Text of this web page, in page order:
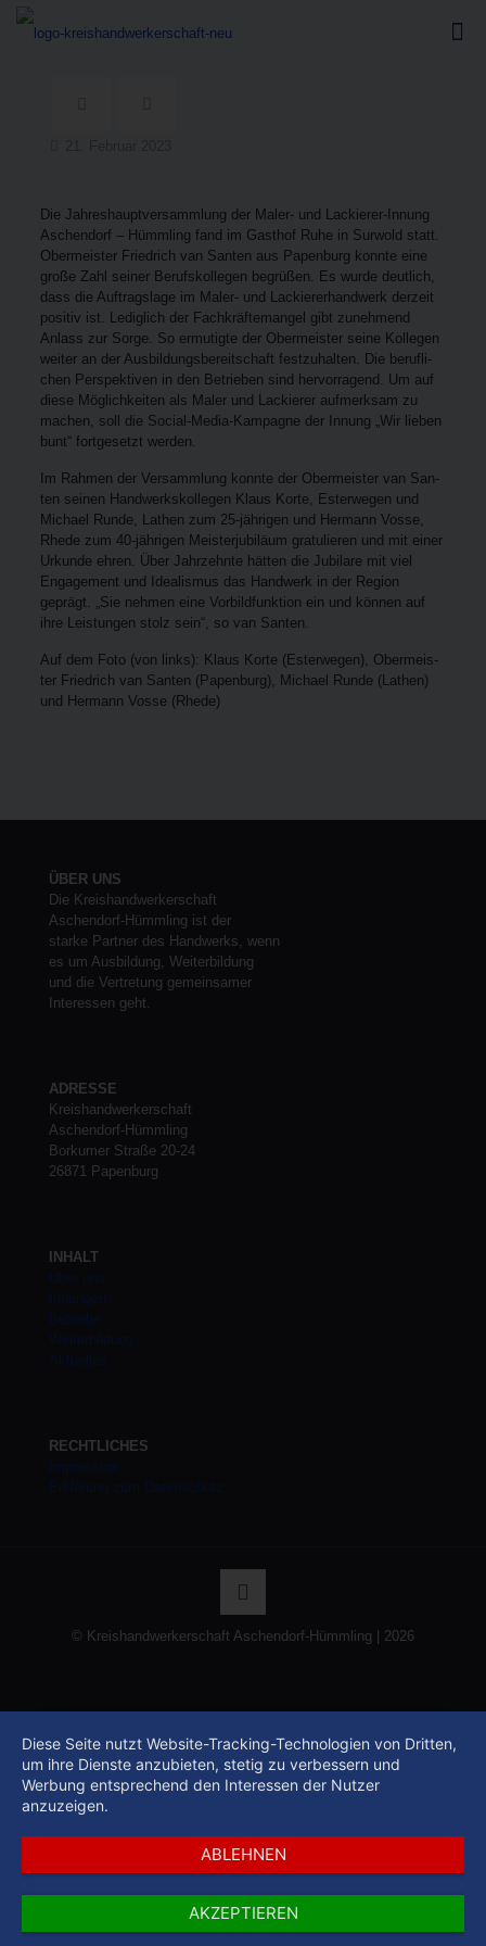
Die Jah­res­haupt­ver­samm­lung der Maler- und Lackie­rer-Innung
Aschen­dorf – Hümm­ling fand im Gast­hof Ruhe in Sur­wold statt.
Ober­meis­ter Fried­rich van San­ten aus Papen­burg konn­te eine
gro­ße Zahl sei­ner Berufs­kol­le­gen begrü­ßen. Es wur­de deut­lich,
dass die Auf­trags­la­ge im Maler- und Lackie­rer­hand­werk der­zeit
posi­tiv ist. Ledig­lich der Fach­kräf­te­man­gel gibt zuneh­mend
Anlass zur Sor­ge. So ermu­tig­te der Ober­meis­ter sei­ne Kol­le­gen
wei­ter an der Aus­bil­dungs­be­reit­schaft fest­zu­hal­ten. Die beruf­li­
chen Per­spek­ti­ven in den Betrie­ben sind her­vor­ra­gend. Um auf
die­se Mög­lich­kei­ten als Maler und Lackie­rer auf­merk­sam zu
machen, soll die Social-Media-Kam­pa­gne der Innung „Wir lie­ben
bunt“ fort­ge­setzt werden.
Im Rah­men der Ver­samm­lung konn­te der Ober­meis­ter van San­
ten sei­nen Hand­werks­kol­le­gen Klaus Kor­te, Ester­we­gen und
Micha­el Run­de, Lathen zum 25-jäh­ri­gen und Her­mann Vos­se,
Rhe­de zum 40-jäh­ri­gen Meis­ter­ju­bi­lä­um gra­tu­lie­ren und mit einer
Urkun­de ehren. Über Jahr­zehn­te hät­ten die Jubi­la­re mit viel
Enga­ge­ment und Idea­lis­mus das Hand­werk in der Regi­on
geprägt. „Sie neh­men eine Vor­bild­funk­ti­on ein und kön­nen auf
ihre Leis­tun­gen stolz sein“, so van Santen.
Auf dem Foto (von links): Klaus Kor­te (Ester­we­gen), Ober­meis­
ter Fried­rich van San­ten (Papen­burg), Micha­el Run­de (Lathen)
und Her­mann Vos­se (Rhe­de)
ÜBER UNS
Die Kreishandwerkerschaft
Aschendorf-Hümmling ist der
starke Partner des Handwerks, wenn
es um Ausbildung, Weiterbildung
und die Vertretung gemeinsamer
Interessen geht.
ADRESSE
Kreishandwerkerschaft
Aschendorf-Hümmling
Borkumer Straße 20-24
26871 Papenburg
INHALT
Über uns
Innungen
Betriebe
Weiterbildung
Aktuelles
RECHTLICHES
Impressum
Erklärung zum Datenschutz
© Kreishandwerkerschaft Aschendorf-Hümmling | 2026
Diese Seite nutzt Website-Tracking-Technologien von Dritten,
um ihre Dienste anzubieten, stetig zu verbessern und
Werbung entsprechend den Interessen der Nutzer
anzuzeigen.
ABLEHNEN
AKZEPTIEREN